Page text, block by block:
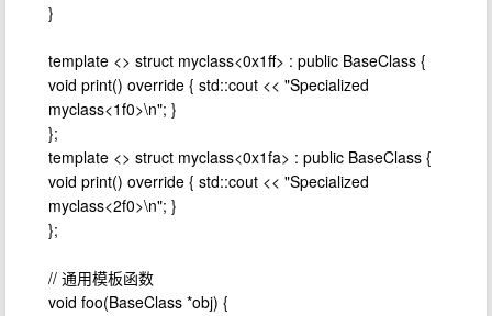
}
template <> struct myclass<0x1ff> : public BaseClass {
void print() override { std::cout << "Specialized
myclass<1f0>\n"; }
};
template <> struct myclass<0x1fa> : public BaseClass {
void print() override { std::cout << "Specialized
myclass<2f0>\n"; }
};
// 通用模板函数
void foo(BaseClass *obj) {